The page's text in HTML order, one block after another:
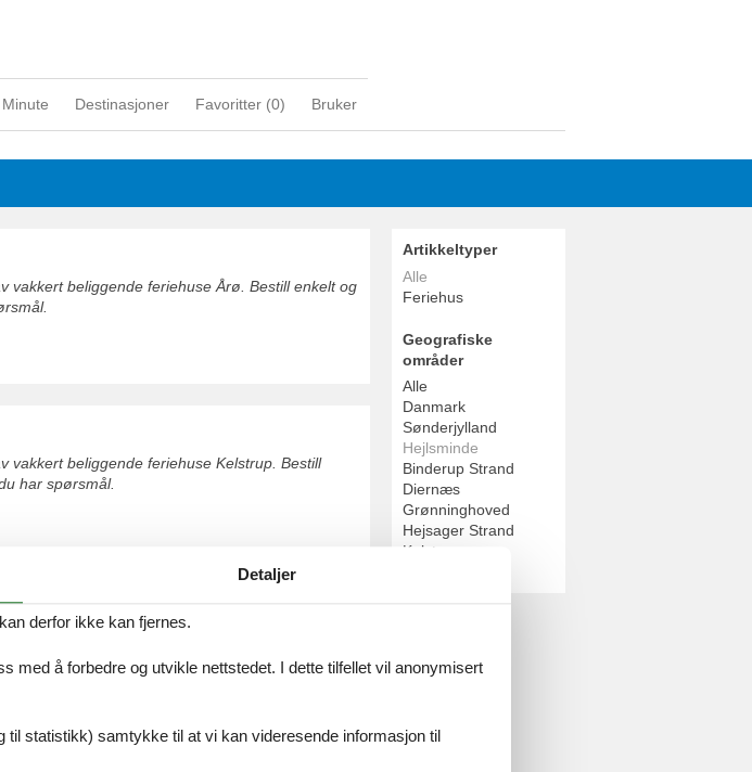
Destinasjoner Favoritter (0) Bruker
vakkert beliggende feriehuse Årø. Bestill enkelt og
vakkert beliggende feriehuse Kelstrup. Bestill
har spørsmål.
hvis du har spørsmål.
Artikkeltyper
Alle
Feriehus
Geografiske
områder
Alle
Danmark
Sønderjylland
Hejlsminde
Binderup Strand
Diernæs
Grønninghoved
Hejsager Strand
Kelstrup
Detaljer
derfor ikke kan fjernes.
med å forbedre og utvikle nettstedet. I dette tilfellet vil anonymisert
statistikk) samtykke til at vi kan videresende informasjon til